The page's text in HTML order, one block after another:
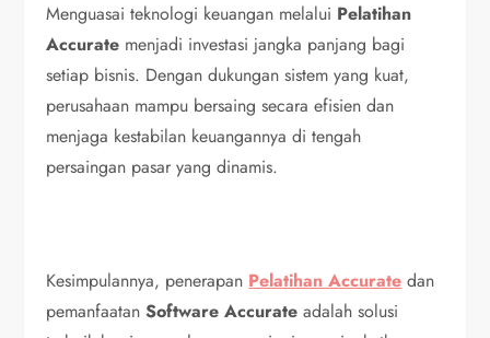
Menguasai teknologi keuangan melalui Pelatihan
Accurate menjadi investasi jangka panjang bagi
setiap bisnis. Dengan dukungan sistem yang kuat,
perusahaan mampu bersaing secara efisien dan
menjaga kestabilan keuangannya di tengah
persaingan pasar yang dinamis.
Kesimpulannya, penerapan Pelatihan Accurate dan
pemanfaatanSoftware Accurate adalah solusi